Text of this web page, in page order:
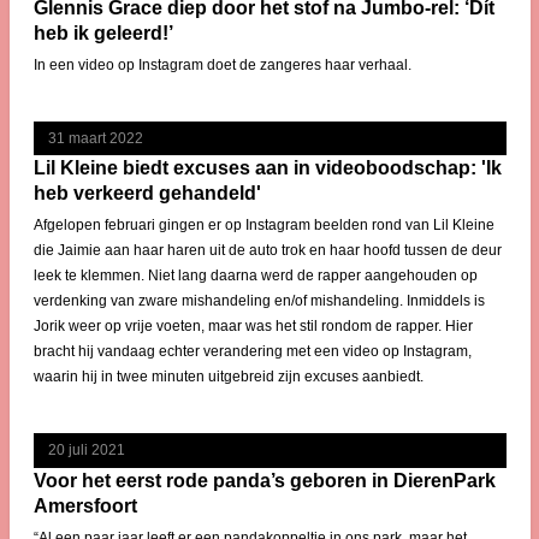
Glennis Grace diep door het stof na Jumbo-rel: ‘Dít
heb ik geleerd!’
In een video op Instagram doet de zangeres haar verhaal.
31 maart 2022
Lil Kleine biedt excuses aan in videoboodschap: 'Ik
heb verkeerd gehandeld'
Afgelopen februari gingen er op Instagram beelden rond van Lil Kleine
die Jaimie aan haar haren uit de auto trok en haar hoofd tussen de deur
leek te klemmen. Niet lang daarna werd de rapper aangehouden op
verdenking van zware mishandeling en/of mishandeling. Inmiddels is
Jorik weer op vrije voeten, maar was het stil rondom de rapper. Hier
bracht hij vandaag echter verandering met een video op Instagram,
waarin hij in twee minuten uitgebreid zijn excuses aanbiedt.
20 juli 2021
Voor het eerst rode panda’s geboren in DierenPark
Amersfoort